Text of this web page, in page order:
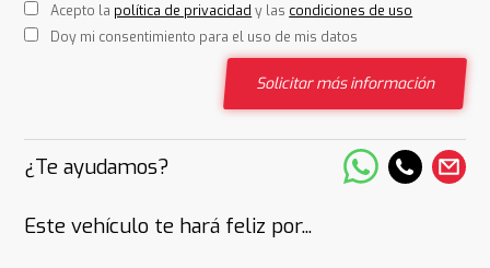
Acepto la política de privacidad y las condiciones de uso
Doy mi consentimiento para el uso de mis datos
Solicitar más información
¿Te ayudamos?
Este vehículo te hará feliz por...